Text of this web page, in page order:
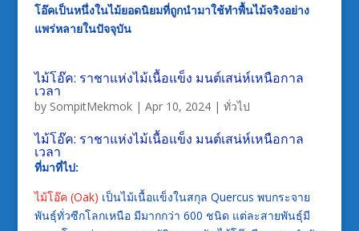
โอ๊คเป็นหนึ่งในไม้ยอดนิยมที่ถูกนำมาใช้ทำพื้นไม้จริงอย่าง
แพร่หลายในปัจจุบัน
ไม้โอ๊ค: ราชาแห่งไม้เนื้อแข็ง มนต์เสน่ห์เหนือกาล
เวลา
by SompitMekmok| Apr 10, 2024| ทั่วไป
ไม้โอ๊ค: ราชาแห่งไม้เนื้อแข็ง มนต์เสน่ห์เหนือกาล
เวลา
ที่มาที่ไป:
ไม้โอ๊ค (Oak) เป็นไม้เนื้อแข็งในสกุล Quercus พบกระจาย
พันธุ์ทั่วซีกโลกเหนือ มีมากกว่า 600 ชนิด แต่ละสายพันธุ์มี